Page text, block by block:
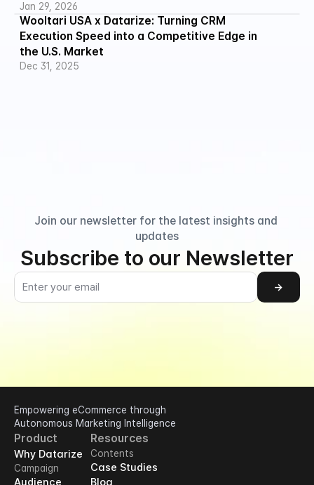
Jan 29, 2026
Wooltari USA x Datarize: Turning CRM
Execution Speed into a Competitive Edge in
the U.S. Market
Dec 31, 2025
Join our newsletter for the latest insights and
updates
Subscribe to our Newsletter
→
Empowering eCommerce through
Autonomous Marketing Intelligence
Product
Why Datarize
Campaign
Audience
Resources
Contents
Case Studies
Blog